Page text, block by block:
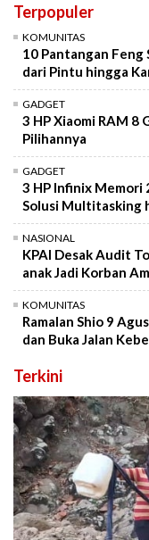
Terpopuler
KOMUNITAS
10 Pantangan Feng
dari Pintu hingga
GADGET
3 HP Xiaomi RAM 8
Pilihannya
GADGET
3 HP Infinix Memori
Solusi Multitasking
NASIONAL
KPAI Desak Audit
anak Jadi Korban
KOMUNITAS
Ramalan Shio 9
dan Buka Jalan
Terkini